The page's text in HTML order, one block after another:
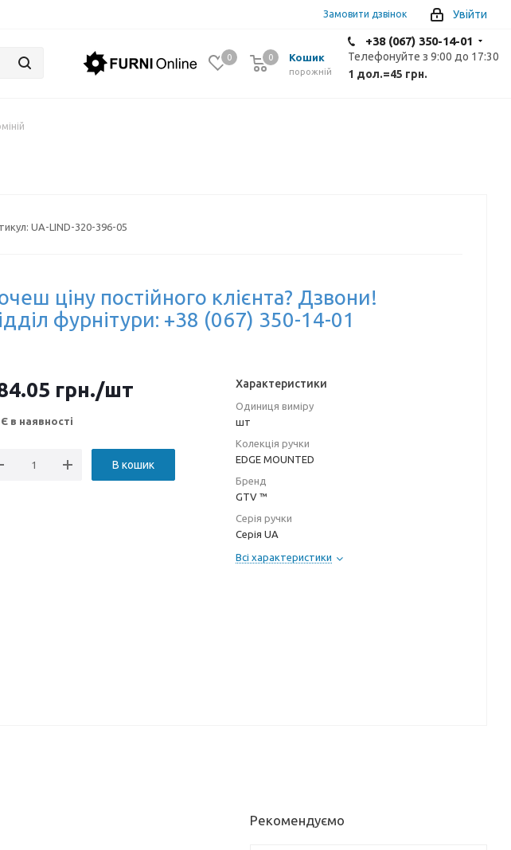
Увійти
Замовити дзвінок
+38 (067) 350-14-01
Телефонуйте з 9:00 до 17:30
1 дол.=45 грн.
0 Кошик
0
порожній
0
UA-LIND-320-396-05
ціну постійного клієнта? Дзвони!
фурнітури: +38 (067) 350-14-01
грн./шт
Є в наявності
В кошик
Характеристики
Одиниця виміру
шт
Колекція ручки
EDGE MOUNTED
Бренд
GTV ™
Серія ручки
Серія UA
Всі характеристики
Рекомендуємо